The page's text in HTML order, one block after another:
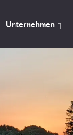
Unternehmen